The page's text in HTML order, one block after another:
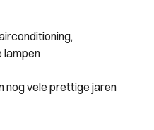
lampen
nog vele prettige jaren